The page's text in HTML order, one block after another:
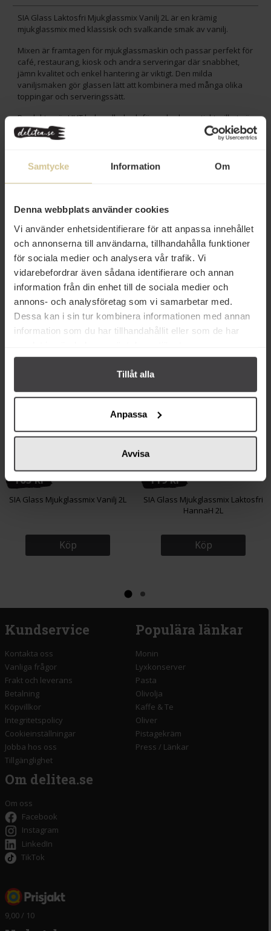
Samtycke Information Om
Denna webbplats använder cookies
Vi använder enhetsidentifierare för att anpassa innehållet
och annonserna till användarna, tillhandahålla funktioner
för sociala medier och analysera vår trafik. Vi
vidarebefordrar även sådana identifierare och annan
information från din enhet till de sociala medier och
annons- och analysföretag som vi samarbetar med.
Dessa kan i sin tur kombinera informationen med annan
information som du har tillhandahållit eller som de har
Tillåt alla
Anpassa
Avvisa
SIA Glass Laktosfri Mjukglassmix Vanilj 2L är en krämig
mjukglassmix med klassisk och svalkande smak av vanilj.
Mixen är framtagen för mjukglassmaskin och passar perfekt för
café, restaurang, kiosk och andra serveringar där snabbhet,
jämn kvalitet och enkel hantering är viktigt. Den milda
vaniljsmaken gör glassen lätt att kombinera med många olika
toppingar och serveringssätt.
Produkten är UHT behandlad och förpackad aseptiskt, vilket gör
att den kan förvaras i rumstemperatur före öppning. Efter
öppning ska den förvaras i kylskåp.
Användning
Betyg
Produktfakta
Prishistorik
Från samma varumärke
165 kr
SIA Glass Mjukglassmix Vanilj 2L
Köp
119 kr
SIA Glass Mjukglassmix Laktosfri
HannaH 2L
Köp
Kundservice
Kontakta oss
Vanliga frågor
Frakt och leverans
Betalning
Köpvillkor
Integritetspolicy
Cookieinställningar
Jobba hos oss
Tillgänglighet
Populära länkar
Monin
Lyxkonserver
Pasta
Olivolja
Kaffe & Te
Oliver
Pistagekräm
Press / Länkar
Om delitea.se
Om oss
Facebook
Instagram
LinkedIn
TikTok
9,00 / 10